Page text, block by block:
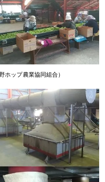
ホップ農業協同組合）